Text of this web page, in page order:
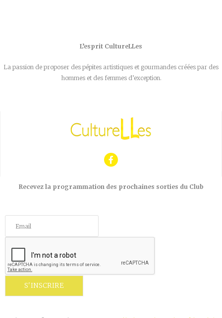
L’esprit CultureLLes
La passion de proposer des pépites artistiques et gourmandes créées par des
hommes et des femmes d’exception.
Recevez la programmation des prochaines sorties du Club